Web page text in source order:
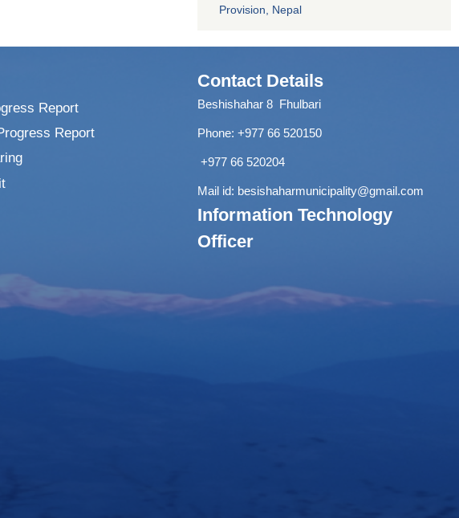
Provision, Nepal
Report
Report
Contact Details
Beshishahar 8 Fhulbari
Phone: +977 66 520150
+977 66 520204
Mail id: besishaharmunicipality@gmail.com
Information Technology
Officer